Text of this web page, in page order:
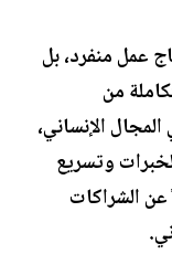
عمل منفرد، بل
من
الإنساني،
وتسريع
الشراكات